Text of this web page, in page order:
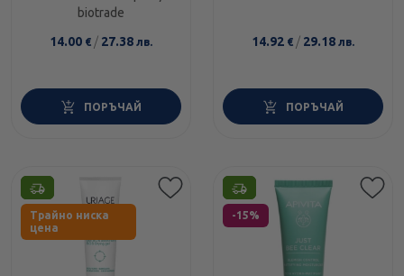
biotrade
14.00 € / 27.38 лв.
ПОРЪЧАЙ
14.92 € / 29.18 лв.
ПОРЪЧАЙ
Етикети
Трайно ниска
цена
Етикети
-15%